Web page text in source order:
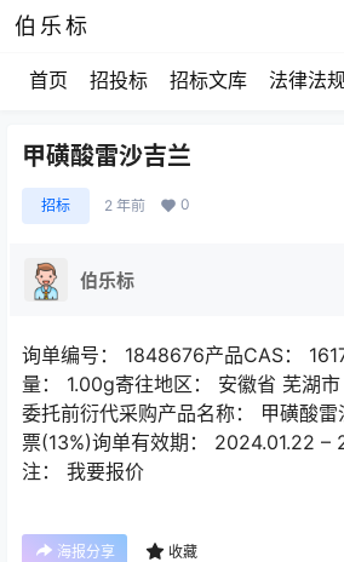
伯乐标
首页 招投标 招标文库 法律法
甲磺酸雷沙吉兰
招标 2 年前 0
伯乐标
询单编号： 1848676产品CAS：
量： 1.00g寄往地区： 安徽省 芜湖市
委托前衍代采购产品名称： 甲磺酸
票(13%)询单有效期： 2024.01.22 –
注： 我要报价
海报分享 收藏